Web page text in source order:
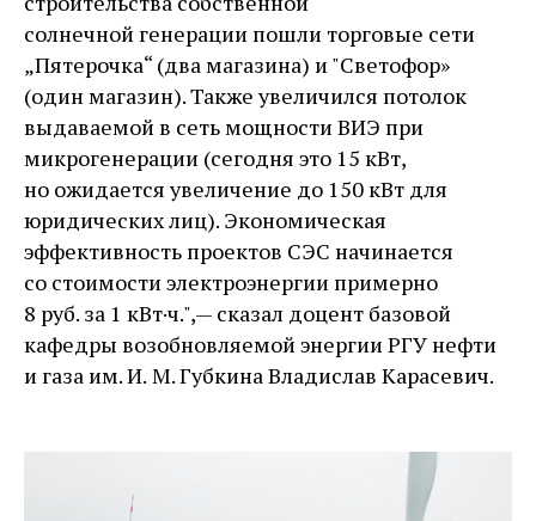
солнечной генерации пошли торговые сети
„Пятерочка“ (два магазина) и "Светофор»
(один магазин). Также увеличился потолок
выдаваемой в сеть мощности ВИЭ при
микрогенерации (сегодня это 15 кВт,
но ожидается увеличение до 150 кВт для
юридических лиц). Экономическая
эффективность проектов СЭС начинается
со стоимости электроэнергии примерно
8 руб. за 1 кВт·ч.", — ​­сказал доцент базовой
кафедры возобновляемой энергии РГУ нефти
и газа им. И. М. Губкина Владислав Карасевич.